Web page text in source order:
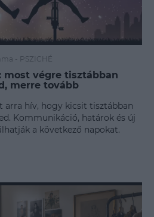
- PSZICHÉ
most végre tisztábban
merre tovább
arra hív, hogy kicsit tisztábban
Kommunikáció, határok és új
a következő napokat.